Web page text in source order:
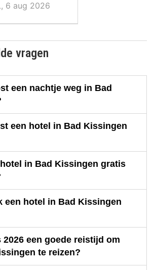
6 aug 2026
vragen
een nachtje weg in Bad
een hotel in Bad Kissingen
in Bad Kissingen gratis
een hotel in Bad Kissingen
2026 een goede reistijd om
te reizen?